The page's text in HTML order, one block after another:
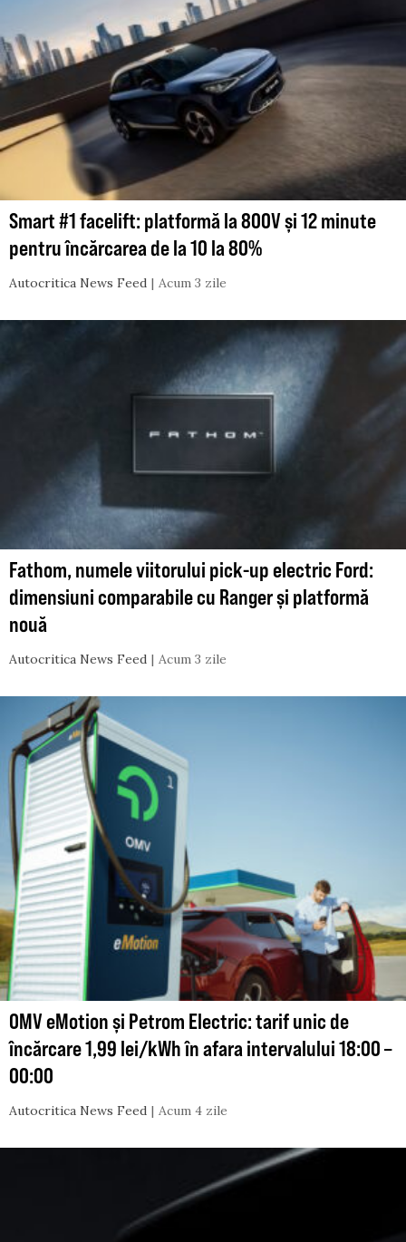
Smart #1 facelift: platformă la 800V și 12 minute
pentru încărcarea de la 10 la 80%
Autocritica News Feed Acum 3 zile
Fathom, numele viitorului pick-up electric Ford:
dimensiuni comparabile cu Ranger și platformă
nouă
Autocritica News Feed Acum 3 zile
OMV eMotion și Petrom Electric: tarif unic de
încărcare 1,99 lei/kWh în afara intervalului 18:00 –
00:00
Autocritica News Feed Acum 4 zile